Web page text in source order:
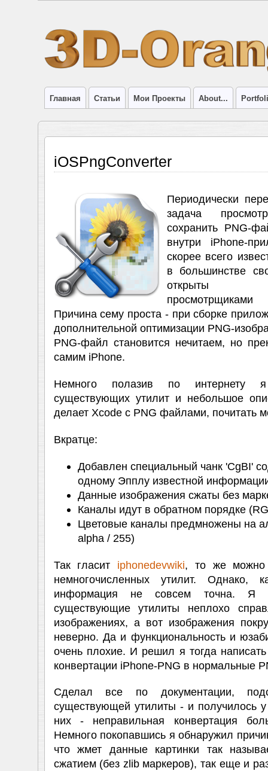
Главная Статьи Мои Проекты About...
iOSPngConverter
Периодически
задача
сохранить PNG-
внутри iPhone-
скорее всего
в большинстве
открыты
Причина сему проста - при сборке
дополнительной оптимизации PNG-
PNG-файл становится нечитаем, но
самим iPhone.
Немного полазив по интернету
существующих утилит и небольшое
делает Xcode с PNG файлами, почитать
Вкратце:
Добавлен специальный чанк 'CgBI'
одному Эпплу известной
Данные изображения сжаты без
Каналы идут в обратном порядке
Цветовые каналы предмножены на
alpha / 255)
Так гласит iphonedevwiki, то же можно
немногочисленных утилит. Однако,
информация не совсем точна. Я
существующие утилиты неплохо
изображениях, а вот изображения
неверно. Да и функциональность и
очень плохие. И решил я тогда
конвертации iPhone-PNG в нормальные
Сделал все по документации,
существующей утилиты - и получилось
них - неправильная конвертация
Немного покопавшись я обнаружил
что жмет данные картинки так
сжатием (без zlib маркеров), так еще и